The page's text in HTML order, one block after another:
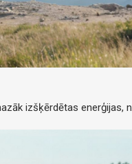
izšķērdētas enerģijas,